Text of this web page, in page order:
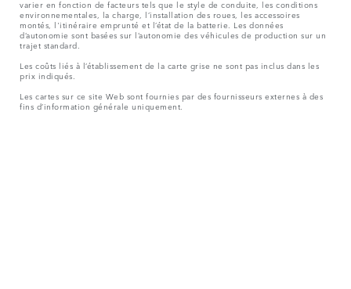
varier en fonction de facteurs tels que le style de conduite, les conditions
environnementales, la charge, l’installation des roues, les accessoires
montés, l'itinéraire emprunté et l’état de la batterie. Les données
d’autonomie sont basées sur l’autonomie des véhicules de production sur un
trajet standard.
Les coûts liés à l’établissement de la carte grise ne sont pas inclus dans les
prix indiqués.
Les cartes sur ce site Web sont fournies par des fournisseurs externes à des
fins d’information générale uniquement.